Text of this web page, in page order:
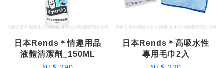
日本Rends＊情趣用品
液體清潔劑_150ML
日本Rends＊高吸水性
專用毛巾2入